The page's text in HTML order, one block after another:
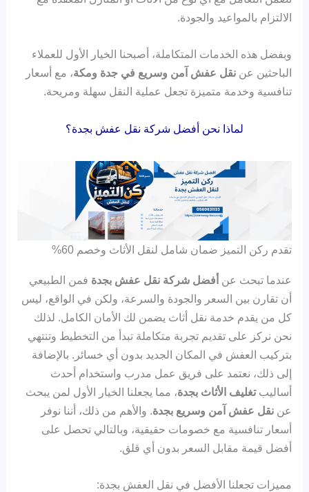
الالتزام بالمواعيد والجودة.
وبفضل هذه الخدمات المتكاملة، أصبحنا الخيار الأول للعملاء
الباحثين عننقل عفش آمن وسريع في جدة ومكة، مع أسعار
تنافسية وخدمة متميزة تجعل عملية النقل سهلة ومريحة.
لماذا نحن أفضل شركة نقل عفش بجدة؟
تقدم ركن التميز ضمان شامل لنقل الأثاث وخصم 60%
عندما تبحث عن أفضل شركة نقل عفش بجدة فمن الطبيعي
أن تقارن بين السعر والجودة والسرعة، ولكن في الواقع، ليس
كل من يقدم خدمة نقل أثاث يضمن لك الأمان الكامل. لذلك
نحن نركز على تقديم تجربة متكاملة تبدأ من التخطيط وتنتهي
بتركيب العفش في المكان الجديد بدون أي خسائر. بالإضافة
إلى ذلك، نعتمد على فريق عمل مدرب واستخدام أحدث
أساليبتغليف الأثاث بجدة، مما يجعلنا الخيار الأول لمن يبحث
عننقل عفش آمن وسريع بجدة. والأهم من ذلك، أننا نوفر
أسعار تنافسية مع خصومات حقيقية، وبالتالي تحصل على
أفضل قيمة مقابل السعر بدون أي قلق.
مميزات تجعلنا الأفضل في نقل العفش بجدة: